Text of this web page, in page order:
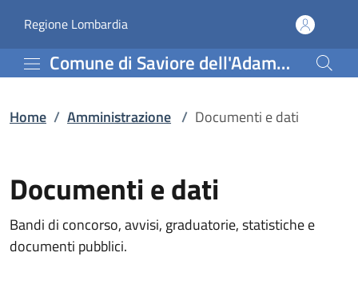
Documenti e dati |
Regione Lombardia(apre in un'altra scheda).
Comune di Saviore dell'Adamello
Home / Amministrazione / Documenti e dati
Documenti e dati
Bandi di concorso, avvisi, graduatorie, statistiche e
documenti pubblici.